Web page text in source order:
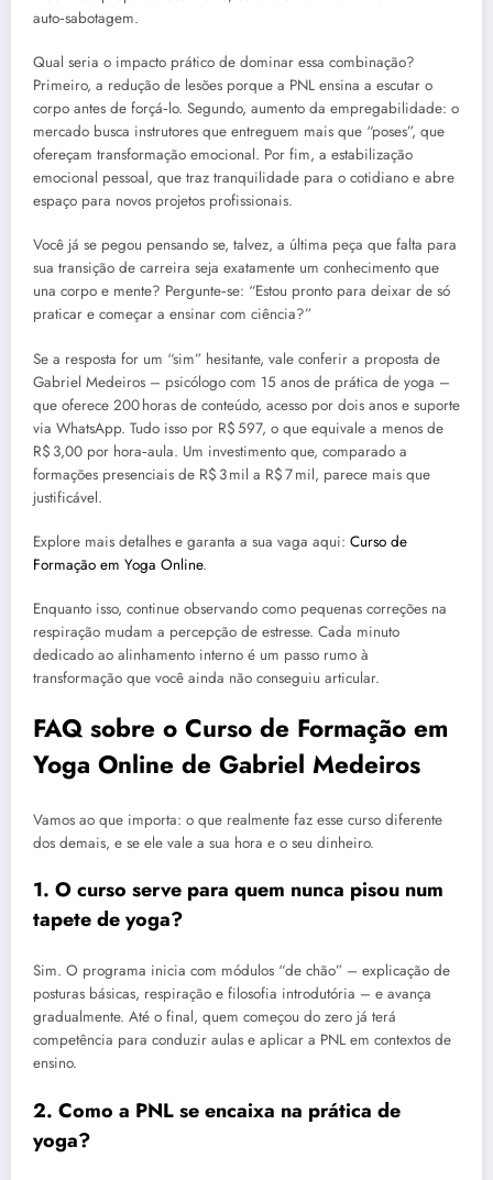
auto‑sabotagem.
Qual seria o impacto prático de dominar essa combinação?
Primeiro, a redução de lesões porque a PNL ensina a escutar o
corpo antes de forçá‑lo. Segundo, aumento da empregabilidade: o
mercado busca instrutores que entreguem mais que “poses”, que
ofereçam transformação emocional. Por fim, a estabilização
emocional pessoal, que traz tranquilidade para o cotidiano e abre
espaço para novos projetos profissionais.
Você já se pegou pensando se, talvez, a última peça que falta para
sua transição de carreira seja exatamente um conhecimento que
una corpo e mente? Pergunte‑se: “Estou pronto para deixar de só
praticar e começar a ensinar com ciência?”
Se a resposta for um “sim” hesitante, vale conferir a proposta de
Gabriel Medeiros – psicólogo com 15 anos de prática de yoga –
que oferece 200 horas de conteúdo, acesso por dois anos e suporte
via WhatsApp. Tudo isso por R$ 597, o que equivale a menos de
R$ 3,00 por hora‑aula. Um investimento que, comparado a
formações presenciais de R$ 3 mil a R$ 7 mil, parece mais que
justificável.
Explore mais detalhes e garanta a sua vaga aqui: Curso de
Formação em Yoga Online.
Enquanto isso, continue observando como pequenas correções na
respiração mudam a percepção de estresse. Cada minuto
dedicado ao alinhamento interno é um passo rumo à
transformação que você ainda não conseguiu articular.
FAQ sobre o Curso de Formação em
Yoga Online de Gabriel Medeiros
Vamos ao que importa: o que realmente faz esse curso diferente
dos demais, e se ele vale a sua hora e o seu dinheiro.
1. O curso serve para quem nunca pisou num
tapete de yoga?
Sim. O programa inicia com módulos “de chão” – explicação de
posturas básicas, respiração e filosofia introdutória – e avança
gradualmente. Até o final, quem começou do zero já terá
competência para conduzir aulas e aplicar a PNL em contextos de
ensino.
2. Como a PNL se encaixa na prática de
yoga?